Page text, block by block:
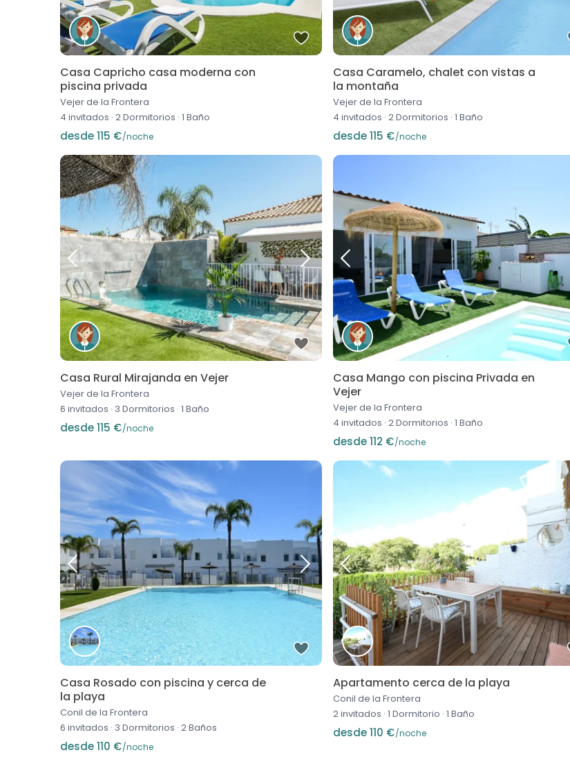
Casa Capricho casa moderna con
piscina privada
Vejer de la Frontera
4 invitados · 2 Dormitorios · 1 Baño
desde 115 €/noche
Casa Caramelo, chalet con vistas a
la montaña
Vejer de la Frontera
4 invitados · 2 Dormitorios · 1 Baño
desde 115 €/noche
Casa Rural Mirajanda en Vejer
Vejer de la Frontera
6 invitados · 3 Dormitorios · 1 Baño
desde 115 €/noche
Casa Mango con piscina Privada en
Vejer
Vejer de la Frontera
4 invitados · 2 Dormitorios · 1 Baño
desde 112 €/noche
Casa Rosado con piscina y cerca de
la playa
Conil de la Frontera
6 invitados · 3 Dormitorios · 2 Baños
desde 110 €/noche
Apartamento cerca de la playa
Conil de la Frontera
2 invitados · 1 Dormitorio · 1 Baño
desde 110 €/noche